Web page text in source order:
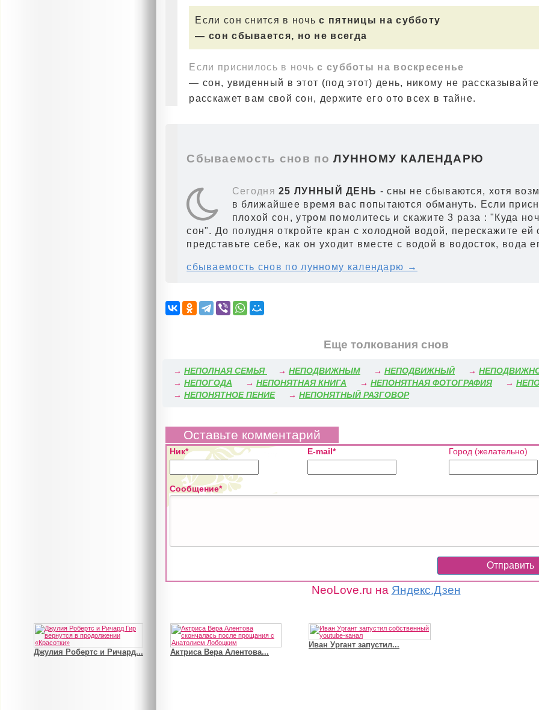
Если сон снится в ночьс пятницы на субботу
— сон сбывается, но не всегда
Если приснилось в ночьс субботы на воскресенье
— сон, увиденный в этот (под этот) день, никому не
расскажет вам свой сон, держите его ото всех в тайне.
Сбываемость снов по ЛУННОМУ КАЛЕНДАРЮ
Сегодня 25 ЛУННЫЙ ДЕНЬ - сны не сбываются, хотя
в ближайшее время вас попытаются обмануть. Если
плохой сон, утром помолитесь и скажите 3 раза : "Куда
сон". До полудня откройте кран с холодной водой, перескажите ей
представьте себе, как он уходит вместе с водой в водосток, вода
сбываемость снов по лунному календарю →
Еще толкования снов
→ НЕПОЛНАЯ СЕМЬЯ → НЕПОДВИЖНЫМ → НЕПОДВИЖНЫЙ →
→ НЕПОГОДА → НЕПОНЯТНАЯ КНИГА → НЕПОНЯТНАЯ ФОТОГРАФИЯ →
→ НЕПОНЯТНОЕ ПЕНИЕ → НЕПОНЯТНЫЙ РАЗГОВОР
Оставьте комментарий
Ник* E-mail* Город (желательно)
Сообщение*
NeoLove.ru на Яндекс.Дзен
Джулия Робертс и Ричард... Актриса Вера Алентова...
Иван Ургант запустил...